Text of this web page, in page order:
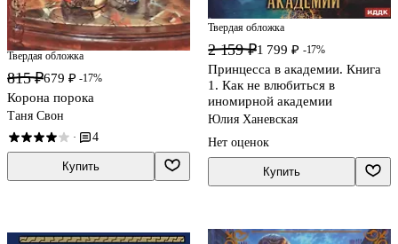
Твердая обложка
815 ₽679 ₽ -17%
Корона порока
Таня Свон
· 4
Купить
Твердая обложка
2 159 ₽1 799 ₽ -17%
Принцесса в академии. Книга
1. Как не влюбиться в
иномирной академии
Юлия Ханевская
Нет оценок
Купить